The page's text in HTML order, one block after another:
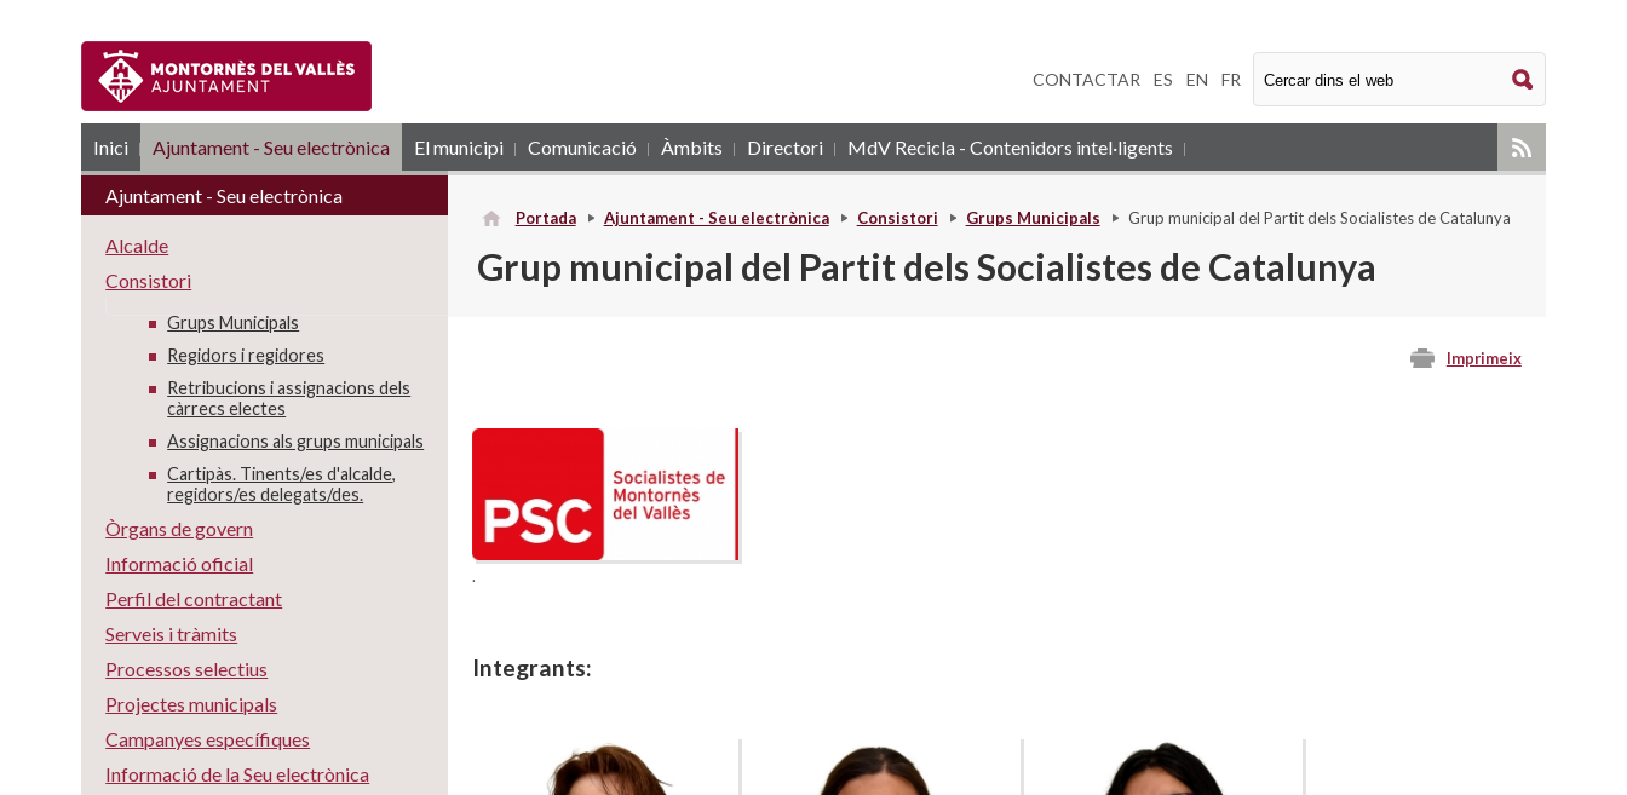
CONTACTAR ES EN FR
Inici Ajuntament - Seu electrònica El municipi Comunicació Àmbits Directori MdV Recicla - Contenidors intel·ligents
RSS
Portada Ajuntament - Seu electrònica Consistori Grups Municipals Grup municipal del Partit dels Socialistes de Catalunya
Grup municipal del Partit dels Socialistes de Catalunya
Imprimeix
.
Integrants:
Ajuntament - Seu electrònica
Alcalde
Consistori
Grups Municipals
Regidors i regidores
Retribucions i assignacions dels
càrrecs electes
Assignacions als grups municipals
Cartipàs. Tinents/es d'alcalde,
regidors/es delegats/des.
Òrgans de govern
Informació oficial
Perfil del contractant
Serveis i tràmits
Processos selectius
Projectes municipals
Campanyes específiques
Informació de la Seu electrònica